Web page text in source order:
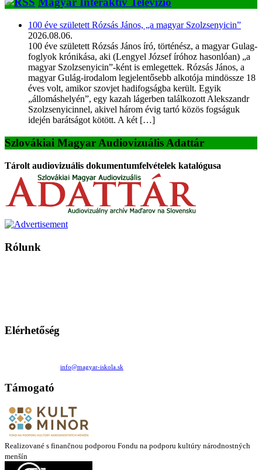
100 éve született Rózsás János, „a magyar Szolzsenyicin”
2026.08.06.
100 éve született Rózsás János író, történész, a magyar Gulag-
foglyok krónikása, aki (Lengyel József íróhoz hasonlóan) „a
magyar Szolzsenyicin”-ként is emlegettek. Rózsás János, a
magyar Gulág-irodalom legjelentősebb alkotója mindössze 18
éves volt, amikor szovjet hadifogságba került. Egyik
„állomáshelyén”, egy kazah lágerben találkozott Alekszandr
Szolzsenyicinnel, akivel három évig tartó közös fogságuk
idején barátságot kötött. A két […]
Szlovákiai Magyar Audiovizuális Adattár
Tárolt audiovizuális dokumentumfelvételek katalógusa
Rólunk
Elérhetőség
info@magyar-iskola.sk
Támogató
Realizované s finančnou podporou Fondu na podporu kultúry národnostných
menšín